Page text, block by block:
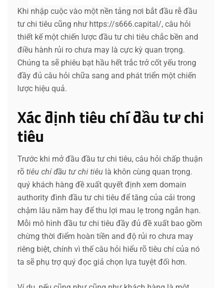
Khi nhập cuộc vào một nền tảng nơi bắt đầu rễ đầu
tư chi tiêu cũng như https://s666.capital/, câu hỏi
thiết kế một chiến lược đầu tư chi tiêu chắc bền and
điều hành rủi ro chưa may là cực kỳ quan trọng.
Chúng ta sẽ phiêu bạt hầu hết trắc trở cốt yếu trong
đầy đủ câu hỏi chữa sang and phát triển một chiến
lược hiệu quả.
Xác định tiêu chí đầu tư chi
tiêu
Trước khi mở đầu đầu tư chi tiêu, câu hỏi chấp thuận
rõ tiêu chí đầu tư chi tiêu là khôn cùng quan trọng.
quý khách hàng đề xuất quyết định xem domain
authority đình đầu tư chi tiêu để tăng của cải trong
chậm lâu năm hay để thu lợi mau lẹ trong ngắn hạn.
Mỗi mô hình đầu tư chi tiêu đầy đủ đề xuất bao gồm
chừng thời điểm hoàn tiền and độ rủi ro chưa may
riêng biệt, chính vì thế câu hỏi hiểu rõ tiêu chí của nó
ta sẽ phụ trợ quý đọc giả chọn lựa tuyệt đối hơn.